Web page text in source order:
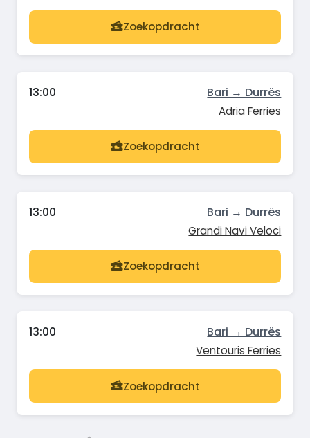
Zoekopdracht
13:00 Bari → Durrës
Adria Ferries
Zoekopdracht
13:00 Bari → Durrës
Grandi Navi Veloci
Zoekopdracht
13:00 Bari → Durrës
Ventouris Ferries
Zoekopdracht